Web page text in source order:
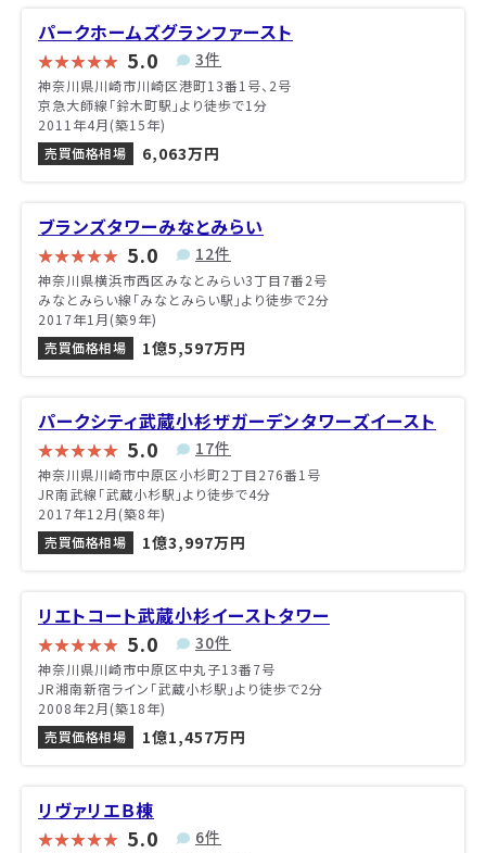
パークホームズグランファースト
5.0 3件
神奈川県川崎市川崎区港町13番1号、2号
京急大師線「鈴木町駅」より徒歩で1分
2011年4月(築15年)
売買価格相場
6,063万円
ブランズタワーみなとみらい
5.0 12件
神奈川県横浜市西区みなとみらい3丁目7番2号
みなとみらい線「みなとみらい駅」より徒歩で2分
2017年1月(築9年)
売買価格相場
1億5,597万円
パークシティ武蔵小杉ザガーデンタワーズイースト
5.0 17件
神奈川県川崎市中原区小杉町2丁目276番1号
JR南武線「武蔵小杉駅」より徒歩で4分
2017年12月(築8年)
売買価格相場
1億3,997万円
リエトコート武蔵小杉イーストタワー
5.0 30件
神奈川県川崎市中原区中丸子13番7号
JR湘南新宿ライン「武蔵小杉駅」より徒歩で2分
2008年2月(築18年)
売買価格相場
1億1,457万円
リヴァリエＢ棟
5.0 6件